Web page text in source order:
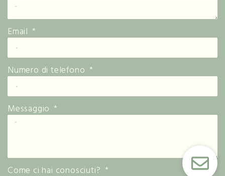
Email
Numero di telefono
Messaggio
Come ci hai conosciuti?